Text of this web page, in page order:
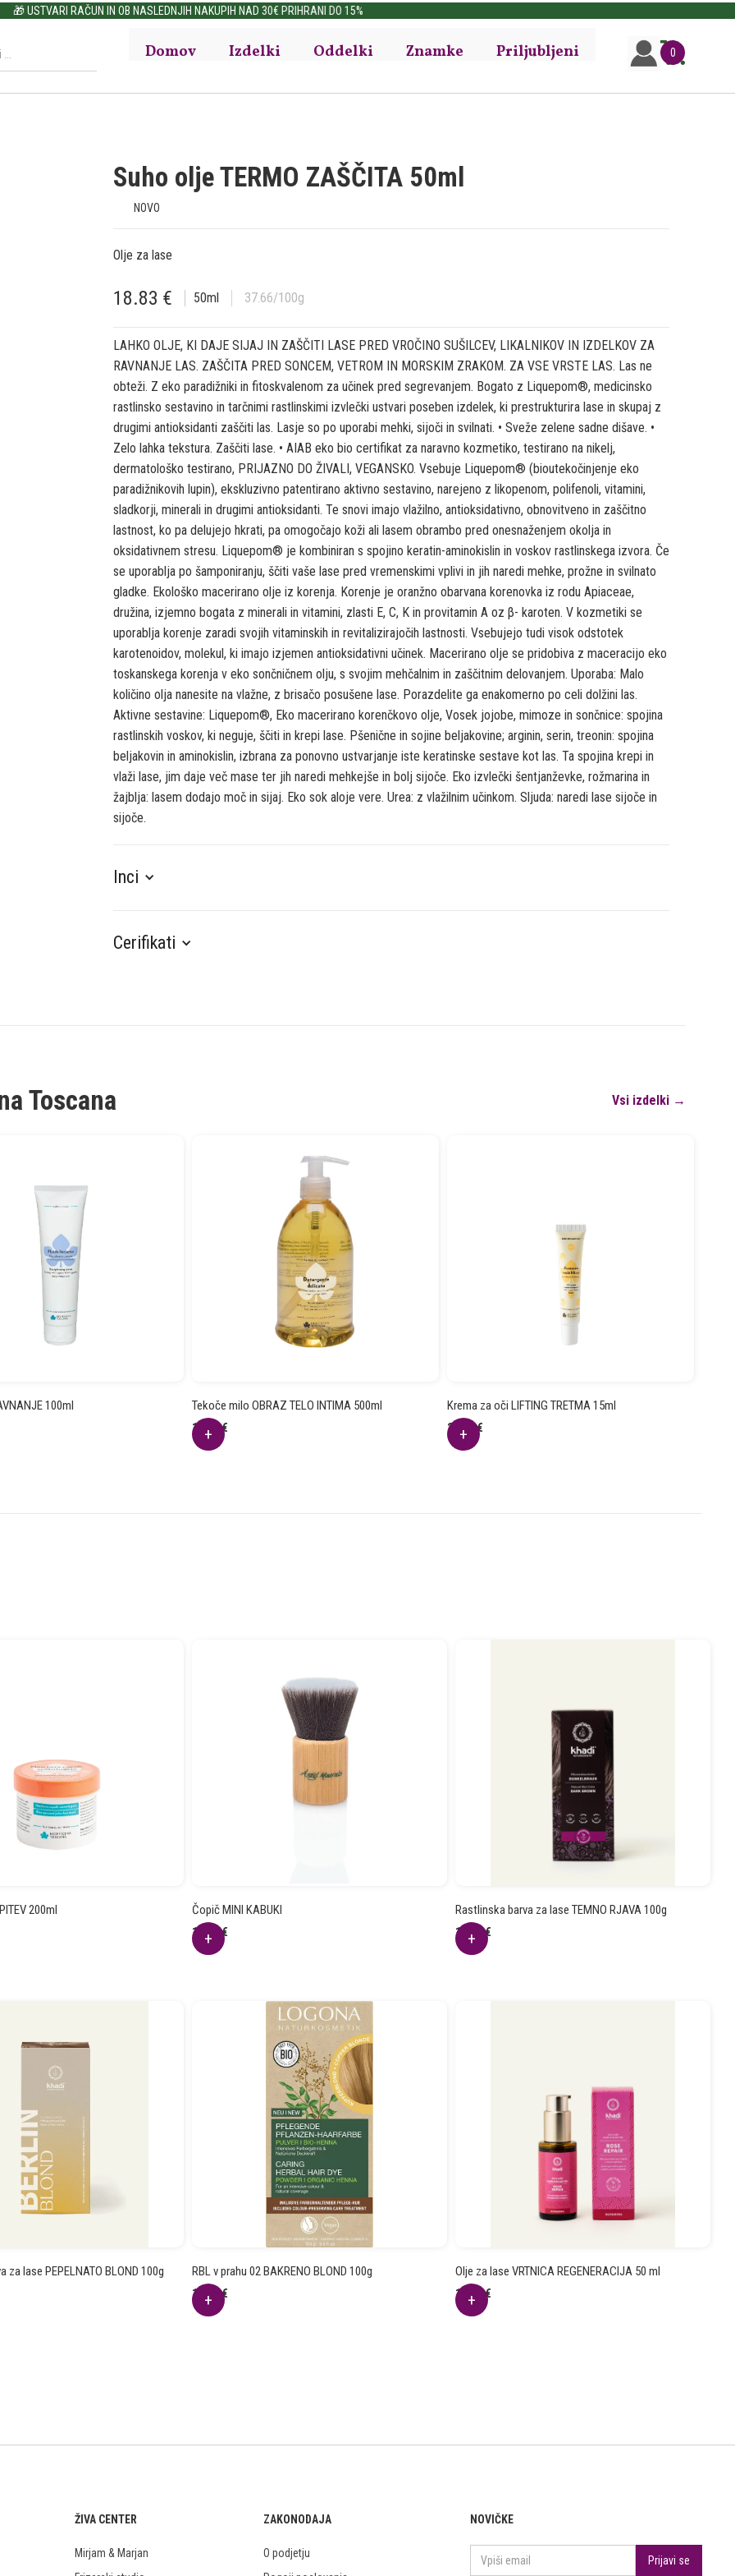
🎁 USTVARI RAČUN IN OB NASLEDNJIH NAKUPIH NAD 30€ PRIHRANI DO 15%
Domov Izdelki Oddelki Znamke Priljubljeni 0
Suho olje TERMO ZAŠČITA 50ml
NOVO
Olje za lase
18.83 € 50ml 37.66/100g
LAHKO OLJE, KI DAJE SIJAJ IN ZAŠČITI LASE PRED VROČINO SUŠILCEV, LIKALNIKOV IN IZDELKOV ZA
RAVNANJE LAS. ZAŠČITA PRED SONCEM, VETROM IN MORSKIM ZRAKOM. ZA VSE VRSTE LAS. Las ne
obteži. Z eko paradižniki in fitoskvalenom za učinek pred segrevanjem. Bogato z Liquepom®, medicinsko
rastlinsko sestavino in tarčnimi rastlinskimi izvlečki ustvari poseben izdelek, ki prestrukturira lase in skupaj z
drugimi antioksidanti zaščiti las. Lasje so po uporabi mehki, sijoči in svilnati. • Sveže zelene sadne dišave. •
Zelo lahka tekstura. Zaščiti lase. • AIAB eko bio certifikat za naravno kozmetiko, testirano na nikelj,
dermatološko testirano, PRIJAZNO DO ŽIVALI, VEGANSKO. Vsebuje Liquepom® (bioutekočinjenje eko
paradižnikovih lupin), ekskluzivno patentirano aktivno sestavino, narejeno z likopenom, polifenoli, vitamini,
sladkorji, minerali in drugimi antioksidanti. Te snovi imajo vlažilno, antioksidativno, obnovitveno in zaščitno
lastnost, ko pa delujejo hkrati, pa omogočajo koži ali lasem obrambo pred onesnaženjem okolja in
oksidativnem stresu. Liquepom® je kombiniran s spojino keratin-aminokislin in voskov rastlinskega izvora. Če
se uporablja po šamponiranju, ščiti vaše lase pred vremenskimi vplivi in jih naredi mehke, prožne in svilnato
gladke. Ekološko macerirano olje iz korenja. Korenje je oranžno obarvana korenovka iz rodu Apiaceae,
družina, izjemno bogata z minerali in vitamini, zlasti E, C, K in provitamin A oz β- karoten. V kozmetiki se
uporablja korenje zaradi svojih vitaminskih in revitalizirajočih lastnosti. Vsebujejo tudi visok odstotek
karotenoidov, molekul, ki imajo izjemen antioksidativni učinek. Macerirano olje se pridobiva z maceracijo eko
toskanskega korenja v eko sončničnem olju, s svojim mehčalnim in zaščitnim delovanjem. Uporaba: Malo
količino olja nanesite na vlažne, z brisačo posušene lase. Porazdelite ga enakomerno po celi dolžini las.
Aktivne sestavine: Liquepom®, Eko macerirano korenčkovo olje, Vosek jojobe, mimoze in sončnice: spojina
rastlinskih voskov, ki neguje, ščiti in krepi lase. Pšenične in sojine beljakovine; arginin, serin, treonin: spojina
beljakovin in aminokislin, izbrana za ponovno ustvarjanje iste keratinske sestave kot las. Ta spojina krepi in
vlaži lase, jim daje več mase ter jih naredi mehkejše in bolj sijoče. Eko izvlečki šentjanževke, rožmarina in
žajblja: lasem dodajo moč in sijaj. Eko sok aloje vere. Urea: z vlažilnim učinkom. Sljuda: naredi lase sijoče in
sijoče.
Inci
Cerifikati
Toscana Vsi izdelki →
100ml
Tekoče milo OBRAZ TELO INTIMA 500ml
15.24€
Krema za oči LIFTING TRETMA 15ml
21.82€
200ml
Čopič MINI KABUKI
18.45€
Rastlinska barva za lase TEMNO RJAVA 100g
12.94€
za lase PEPELNATO BLOND 100g
RBL v prahu 02 BAKRENO BLOND 100g
13.14€
Olje za lase VRTNICA REGENERACIJA 50 ml
14.94€
ŽIVA CENTER
Mirjam & Marjan
ZAKONODAJA
O podjetju
NOVIČKE